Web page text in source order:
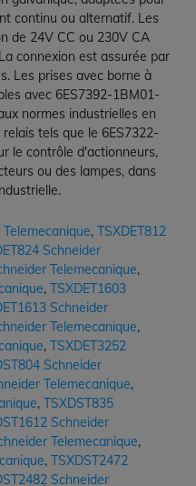
continu ou alternatif. Les
de 24V CC ou 230V CA
connexion est assurée par
Les prises avec borne à
avec 6ES7392-1BM01-
normes industrielles en
tels que le 6ES7322-
le contrôle d'actionneurs,
ou des lampes, dans
, TSXDET812
Schneider
Telemecanique,
, TSXDET1603
Schneider
Telemecanique,
, TSXDET3252
Schneider
Telemecanique,
, TSXDST835
Schneider
Telemecanique,
, TSXDST2472
Schneider